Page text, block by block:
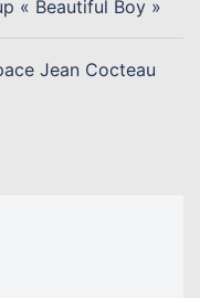
« Beautiful Boy »
Jean Cocteau